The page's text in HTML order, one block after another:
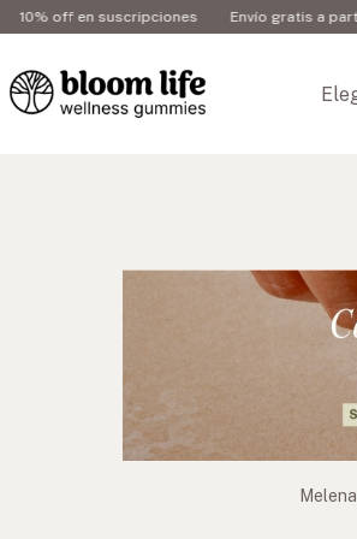
off en suscripciones Envío gratis a partir de